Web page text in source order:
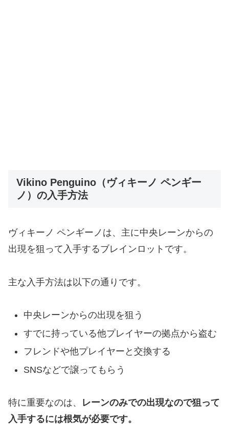
Vikino Penguino（ヴィキーノ ペンギー
ノ）の入手方法
ヴィキーノ ペンギーノは、主に中央レーンからの
出現を狙って入手するブレインロットです。
主な入手方法は以下の通りです。
中央レーンからの出現を狙う
すでに持っている他プレイヤーの拠点から盗む
フレンドや他プレイヤーと交換する
SNSなどで譲ってもらう
特に重要なのは、 レーンのみでの出現なので狙って
入手するには根気が必要です。